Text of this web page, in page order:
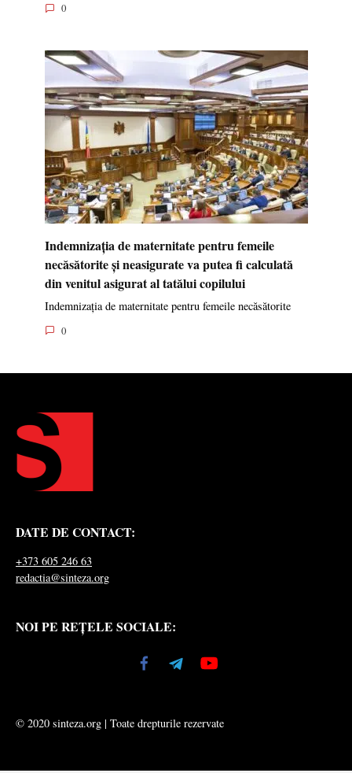
0
Indemnizația de maternitate pentru femeile
necăsătorite și neasigurate va putea fi calculată
din venitul asigurat al tatălui copilului
Indemnizația de maternitate pentru femeile necăsătorite
0
DATE DE CONTACT:
+373 605 246 63
redactia@sinteza.org
NOI PE REȚELE SOCIALE:
© 2020 sinteza.org | Toate drepturile rezervate